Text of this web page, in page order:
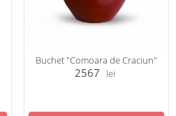
Buchet "Comoara de Craciun"
2567 lei